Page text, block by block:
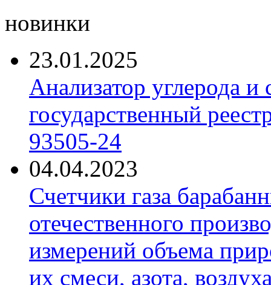
новинки
23.01.2025
Анализатор углерода
государственный
93505-24
04.04.2023
Счетчики газа
отечественного
измерений объема
их смеси, азота,